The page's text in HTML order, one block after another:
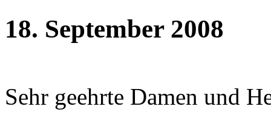
18. September 2008
Sehr geehrte Damen und